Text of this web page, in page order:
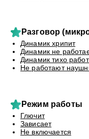
Разговор
Динамик хрипит
Динамик не
Динамик тихо
Не работают
Режим работы
Глючит
Зависает
Не включается